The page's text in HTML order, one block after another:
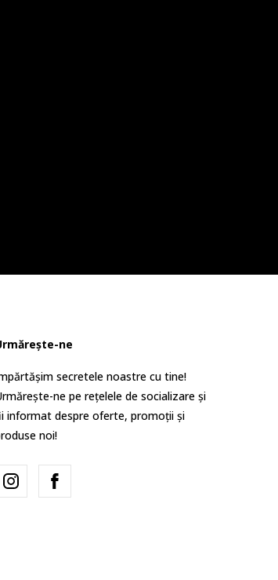
ne
secretele noastre cu tine!
ne pe rețelele de socializare și
informat despre oferte, promoții și
noi!